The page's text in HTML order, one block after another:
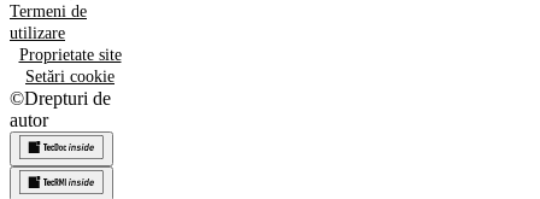
Termeni de
utilizare
Proprietate site
Setări cookie
©Drepturi de
autor